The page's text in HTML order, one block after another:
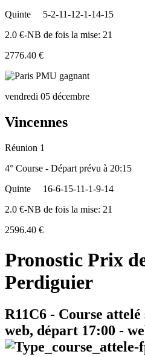
Quinte
5-2-11-12-1-14-15
2.0 €-NB de fois la mise: 21
2776.40 €
vendredi 05 décembre
Vincennes
Réunion 1
4° Course - Départ prévu à 20:15
Quinte
16-6-15-11-1-9-14
2.0 €-NB de fois la mise: 21
2596.40 €
Pronostic Prix
Perdiguier
R11C6 - Course
web, départ 17:00 -